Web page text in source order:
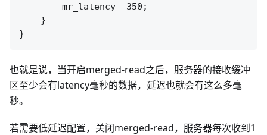
        mr_latency  350;
    }
也就是说，当开启merged-read之后，服务器的接收缓冲
区至少会有latency毫秒的数据，延迟也就会有这么多毫
秒。
若需要低延迟配置，关闭merged-read，服务器每次收到1